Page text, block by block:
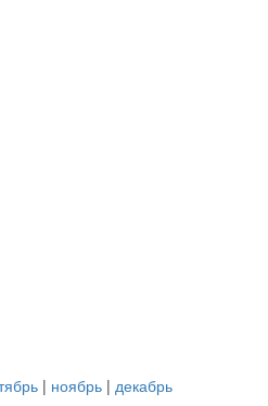
| ноябрь | декабрь